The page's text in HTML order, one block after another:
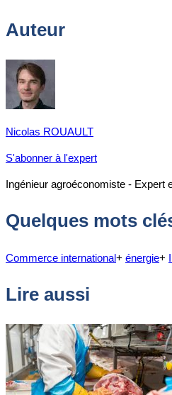
Auteur
Nicolas ROUAULT
S'abonner à l'expert
Ingénieur agroéconomiste - Expert
Quelques mots
Commerce international+ énergie+
Lire aussi